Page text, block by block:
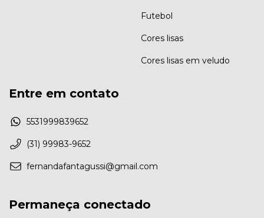
Futebol
Cores lisas
Cores lisas em veludo
Entre em contato
5531999839652
(31) 99983-9652
fernandafantagussi@gmail.com
Permaneça conectado